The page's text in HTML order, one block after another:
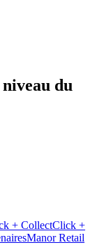
du
+ CollectClick +
Manor Retail